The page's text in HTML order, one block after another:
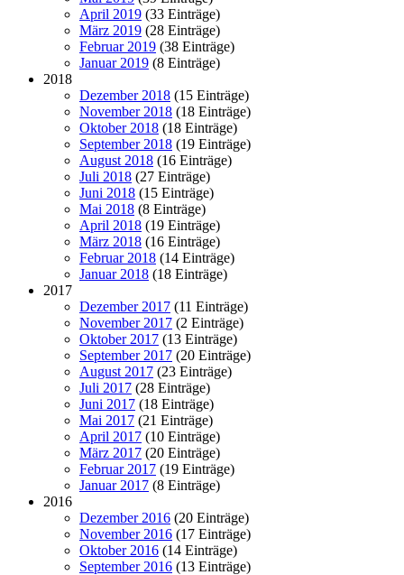
April 2019 (33 Einträge)
März 2019 (28 Einträge)
Februar 2019 (38 Einträge)
Januar 2019 (8 Einträge)
2018
Dezember 2018 (15 Einträge)
November 2018 (18 Einträge)
Oktober 2018 (18 Einträge)
September 2018 (19 Einträge)
August 2018 (16 Einträge)
Juli 2018 (27 Einträge)
Juni 2018 (15 Einträge)
Mai 2018 (8 Einträge)
April 2018 (19 Einträge)
März 2018 (16 Einträge)
Februar 2018 (14 Einträge)
Januar 2018 (18 Einträge)
2017
Dezember 2017 (11 Einträge)
November 2017 (2 Einträge)
Oktober 2017 (13 Einträge)
September 2017 (20 Einträge)
August 2017 (23 Einträge)
Juli 2017 (28 Einträge)
Juni 2017 (18 Einträge)
Mai 2017 (21 Einträge)
April 2017 (10 Einträge)
März 2017 (20 Einträge)
Februar 2017 (19 Einträge)
Januar 2017 (8 Einträge)
2016
Dezember 2016 (20 Einträge)
November 2016 (17 Einträge)
Oktober 2016 (14 Einträge)
September 2016 (13 Einträge)